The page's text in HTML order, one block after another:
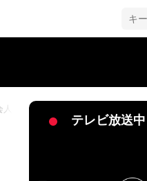
・森内俊之九段は「緊張しました
テレビ放送中